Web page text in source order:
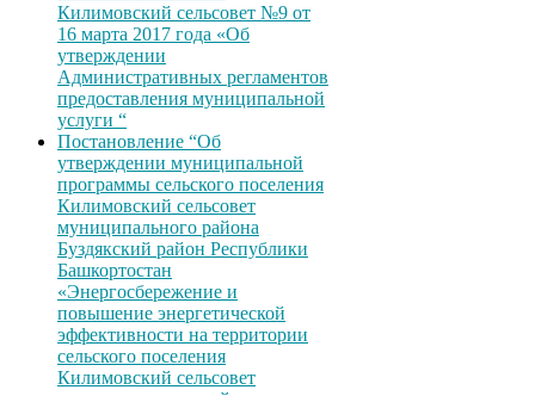
Килимовский сельсовет №9 от
16 марта 2017 года «Об
утверждении
Административных регламентов
предоставления муниципальной
услуги “
Постановление “Об
утверждении муниципальной
программы сельского поселения
Килимовский сельсовет
муниципального района
Буздякский район Республики
Башкортостан
«Энергосбережение и
повышение энергетической
эффективности на территории
сельского поселения
Килимовский сельсовет